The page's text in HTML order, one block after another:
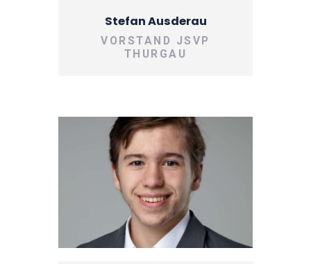
Stefan Ausderau
VORSTAND JSVP
THURGAU